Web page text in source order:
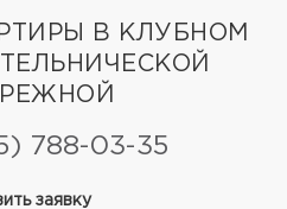
В КЛУБНОМ
788-03-35
заявку